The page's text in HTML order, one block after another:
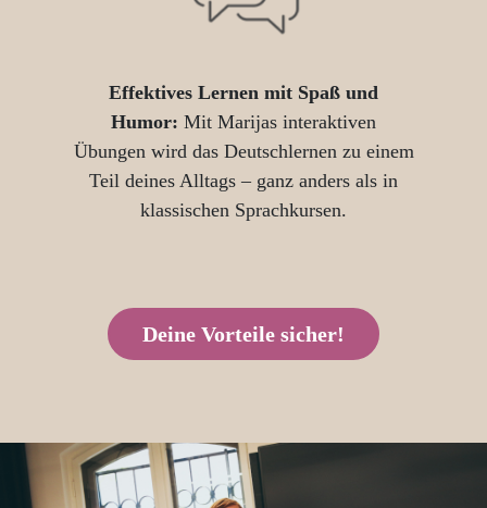
Effektives Lernen mit Spaß und
Humor: Mit Marijas interaktiven
Übungen wird das Deutschlernen zu einem
Teil deines Alltags – ganz anders als in
klassischen Sprachkursen.
Deine Vorteile sicher!